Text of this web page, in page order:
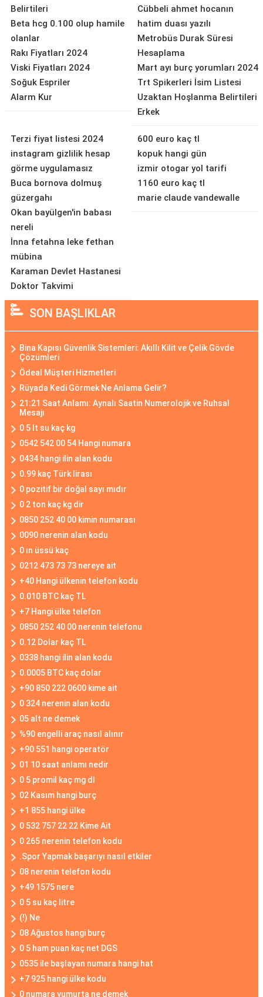
Belirtileri
Beta hcg 0.100 olup hamile
olanlar
Rakı Fiyatları 2024
Viski Fiyatları 2024
Soğuk Espriler
Alarm Kur
Cübbeli ahmet hocanın
hatim duası yazılı
Metrobüs Durak Süresi
Hesaplama
Mart ayı burç yorumları 2024
Trt Spikerleri İsim Listesi
Uzaktan Hoşlanma Belirtileri
Erkek
Terzi fiyat listesi 2024
instagram gizlilik hesap
görme uygulamasız
Buca bornova dolmuş
güzergahı
Okan bayülgen'in babası
nereli
İnna fetahna leke fethan
mübina
Karaman Devlet Hastanesi
Doktor Takvimi
600 euro kaç tl
kopuk hangi gün
izmir otogar yol tarifi
1160 euro kaç tl
marie claude vandewalle
SON BAŞLIKLAR
Bina Kapısı Güvenlik Sistemleri: Akıllı Kilit ve Çelik Gövde
Çözümleri
Ödeal Müşteri Hizmetleri
Rüyada Kedi Görmek Ne Anlama Gelir?
21:21 Saat Anlamı: Aynalı Saatin Numerolojik ve Ruhsal
Mesajı
0 5 lt su kaç kg
0542 542 00 54 Hangi numara
0434 hangi ilin alan kodu
0.99 kaç Türk lirası
0 pozitif bir doğal sayı mıdır
0 2 ton kaç kg dir
0850 252 40 00 kimin numarası
0090 nerenin alan kodu
0 ın üssü kaç
0212 473 73 73 nereye ait
+40 Hangi ülkenin telefon kodu
0.010 BTC kaç TL
+7 Hangi ülke telefon
0850 252 40 00 nerenin telefonu
0.12 Dolar kaç TL
0338 hangi ilin alan kodu
0.0005 BTC kaç dolar
+90 850 222 0600 kime ait
0 324 nerenin alan kodu
05 alt ne demek
%90 engelli araç nasıl alınır
+90 551 hangi operatör
01 10 saat anlamı nedir
0 5 promil kaç mg dl
02 Kasım hangi burç
+1 855 hangi ülke
0 532 757 22 22 Kime Ait
0 265 nerenin telefon kodu
.Spor Yapmak başarıyı nasıl etkiler
08 nerenin telefon kodu
+49 1575 nere
0 5 su kaç litre
(!) Ne
08 Ağustos hangi burç
0 5 ham puan kaç net DGS
0535 ile başlayan numara hangi hat
+7 925 hangi ülke kodu
0 numara yumurta ne demek